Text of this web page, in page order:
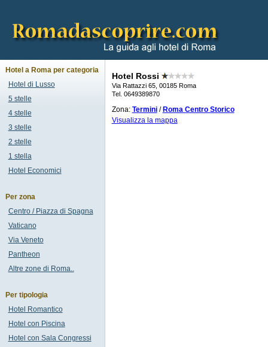
Hotel Rossi
Via Rattazzi 65, 00185 Roma
Tel. 0649389870
Zona: Termini/ Roma Centro Storico
Visualizza la mappa
Hotel a Roma per categoria
Hotel di Lusso
5 stelle
4 stelle
3 stelle
2 stelle
1 stella
Hotel Economici
Per zona
Centro / Piazza di Spagna
Vaticano
Via Veneto
Pantheon
Altre zone di Roma..
Per tipologia
Hotel Romantico
Hotel con Piscina
Hotel con Sala Congressi